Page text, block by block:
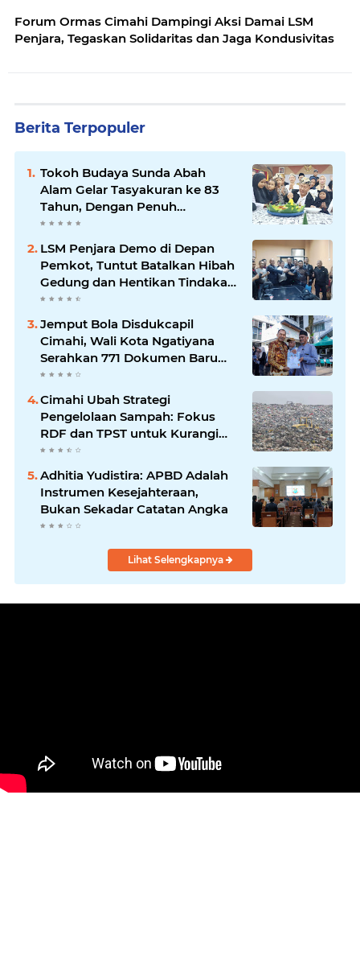
Forum Ormas Cimahi Dampingi Aksi Damai LSM
Penjara, Tegaskan Solidaritas dan Jaga Kondusivitas
Berita Terpopuler
Tokoh Budaya Sunda Abah
Alam Gelar Tasyakuran ke 83
Tahun, Dengan Penuh
Kehangatan
LSM Penjara Demo di Depan
Pemkot, Tuntut Batalkan Hibah
Gedung dan Hentikan Tindakan
Sewenang-wenang
Jemput Bola Disdukcapil
Cimahi, Wali Kota Ngatiyana
Serahkan 771 Dokumen Baru
untuk Warga Terdampak Ganti
Nama Jalan
Cimahi Ubah Strategi
Pengelolaan Sampah: Fokus
RDF dan TPST untuk Kurangi
Ketergantungan TPA
Adhitia Yudistira: APBD Adalah
Instrumen Kesejahteraan,
Bukan Sekadar Catatan Angka
Lihat Selengkapnya